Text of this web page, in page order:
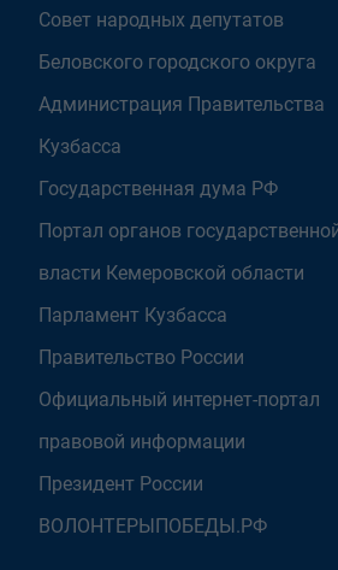
Совет народных депутатов
Беловского городского округа
Администрация Правительства
Кузбасса
Государственная дума РФ
Портал органов
власти Кемеровской области
Парламент Кузбасса
Правительство России
Официальный интернет-портал
правовой информации
Президент России
ВОЛОНТЕРЫПОБЕДЫ.РФ